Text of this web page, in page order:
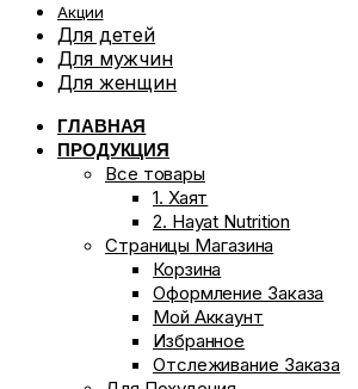
Акции
Для детей
Для мужчин
Для женщин
ГЛАВНАЯ
ПРОДУКЦИЯ
Все товары
1. Хаят
2. Hayat Nutrition
Страницы Магазина
Корзина
Оформление Заказа
Мой Аккаунт
Избранное
Отслеживание Заказа